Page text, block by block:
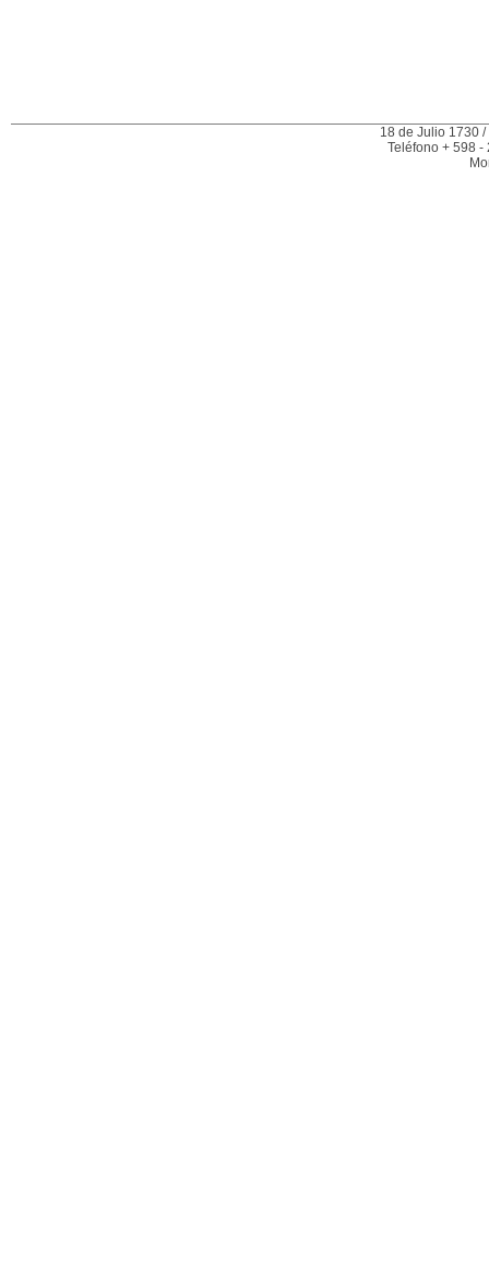
18 de Julio 1730
Teléfono + 598 -